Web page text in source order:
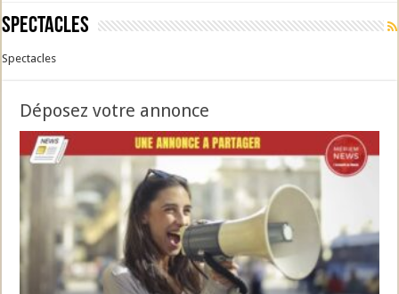
Spectacles
Spectacles
Déposez votre annonce